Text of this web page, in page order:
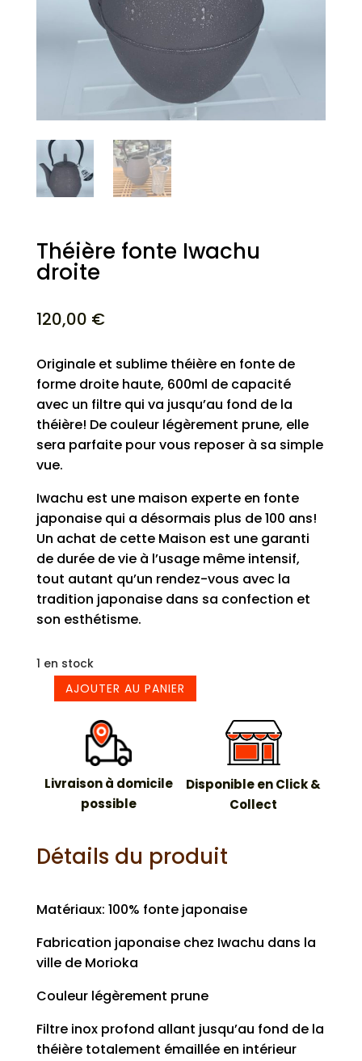
Théière fonte Iwachu
droite
120,00 €
Originale et sublime théière en fonte de
forme droite haute, 600ml de capacité
avec un filtre qui va jusqu’au fond de la
théière! De couleur légèrement prune, elle
sera parfaite pour vous reposer à sa simple
vue.
Iwachu est une maison experte en fonte
japonaise qui a désormais plus de 100 ans!
Un achat de cette Maison est une garanti
de durée de vie à l’usage même intensif,
tout autant qu’un rendez-vous avec la
tradition japonaise dans sa confection et
son esthétisme.
1 en stock
quantité
Iwachu
AJOUTER AU PANIER
Livraison à domicile
possible
Disponible en Click &
Collect
Détails du produit
Matériaux: 100% fonte japonaise
Fabrication japonaise chez Iwachu dans la
ville de Morioka
Couleur légèrement prune
Filtre inox profond allant jusqu’au fond de la
théière totalement émaillée en intérieur